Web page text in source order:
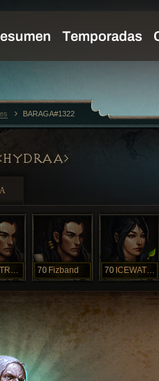
HYDRAA
DRSTRANGE 70 Fizband 70 ICEWATCH
BARAGA#1322